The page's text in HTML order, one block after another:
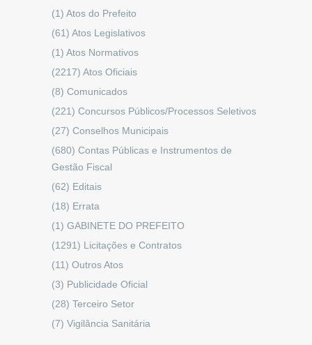
(1) Atos do Prefeito
(61) Atos Legislativos
(1) Atos Normativos
(2217) Atos Oficiais
(8) Comunicados
(221) Concursos Públicos/Processos Seletivos
(27) Conselhos Municipais
(680) Contas Públicas e Instrumentos de
Gestão Fiscal
(62) Editais
(18) Errata
(1) GABINETE DO PREFEITO
(1291) Licitações e Contratos
(11) Outros Atos
(3) Publicidade Oficial
(28) Terceiro Setor
(7) Vigilância Sanitária